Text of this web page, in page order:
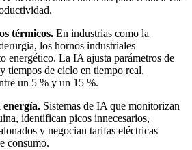
térmicos. En industrias como la
los hornos industriales
energético. La IA ajusta parámetros de
tiempos de ciclo en tiempo real,
un 5 % y un 15 %.
energía. Sistemas de IA que monitorizan
identifican picos innecesarios,
y negocian tarifas eléctricas
consumo.